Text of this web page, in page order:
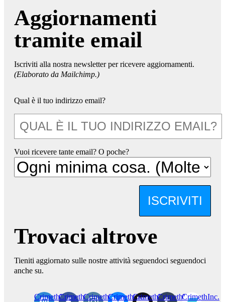
Aggiornamenti
tramite email
Iscriviti alla nostra newsletter per ricevere aggiornamenti.
(Elaborato da Mailchimp.)
Qual è il tuo indirizzo email?
Vuoi ricevere tante email? O poche?
ISCRIVITI
Trovaci altrove
Tieniti aggiornato sulle nostre attività seguendoci seguendoci
anche su.
CrimethInc.Crimethinc.Crimethinc.Crimethinc.CrimethInc.CrimethInc.CrimethInc.